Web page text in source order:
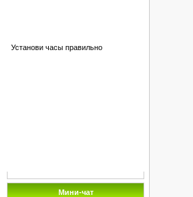
Установи часы правильно
Мини-чат